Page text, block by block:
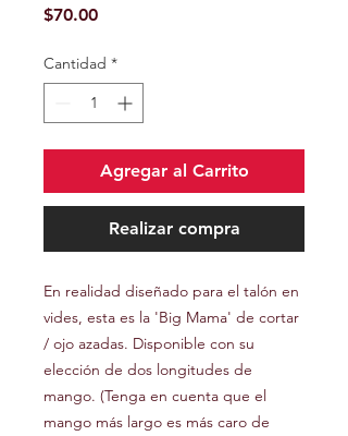
$70.00Precio
Cantidad *
Agregar al Carrito
Realizar compra
En realidad diseñado para el talón en
vides, esta es la 'Big Mama' de cortar
/ ojo azadas. Disponible con su
elección de dos longitudes de
mango. (Tenga en cuenta que el
mango más largo es más caro de